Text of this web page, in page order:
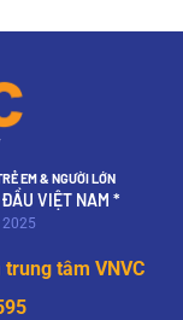
EM & NGƯỜI LỚN
VIỆT NAM *
trung tâm VNVC